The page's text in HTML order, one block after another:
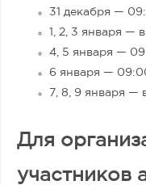
31 декабря —
1, 2, 3 января —
4, 5 января —
6 января —
7, 8, 9 января —
Для
участников